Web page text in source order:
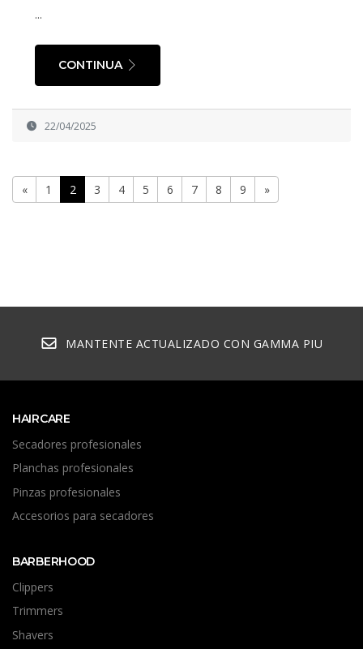
...
CONTINUA
22/04/2025
« 1 2 3 4 5 6 7 8 9 »
MANTENTE ACTUALIZADO CON GAMMA PIU
HAIRCARE
Secadores profesionales
Planchas profesionales
Pinzas profesionales
Accesorios para secadores
BARBERHOOD
Clippers
Trimmers
Shavers